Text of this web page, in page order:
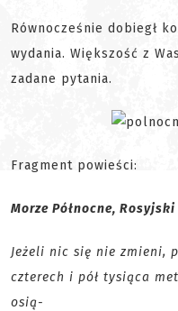
Równocześnie dobiegł
wydania. Większość z
zadane pytania.
Fragment powieści:
Morze Północne,
Jeżeli nic się nie zmieni,
czterech i pół tysiąca
osią-